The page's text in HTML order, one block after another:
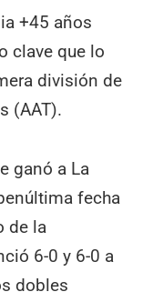
+45 años
clave que lo
división de
(AAT).
ganó a La
fecha
de la
6-0 y 6-0 a
dobles